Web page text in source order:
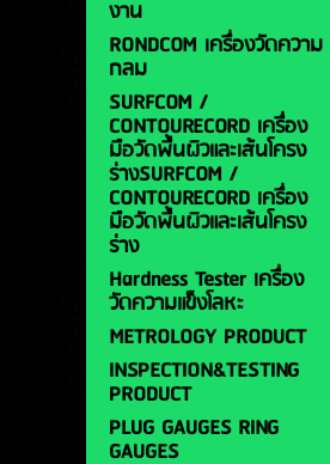
งาน
RONDCOM เครื่องวัดความ
กลม
SURFCOM /
CONTOURECORD เครื่อง
มือวัดพื้นผิวและเส้นโครง
ร่างSURFCOM /
CONTOURECORD เครื่อง
มือวัดพื้นผิวและเส้นโครง
ร่าง
Hardness Tester เครื่อง
วัดความแข็งโลหะ
METROLOGY PRODUCT
INSPECTION&TESTING
PRODUCT
PLUG GAUGES RING
GAUGES